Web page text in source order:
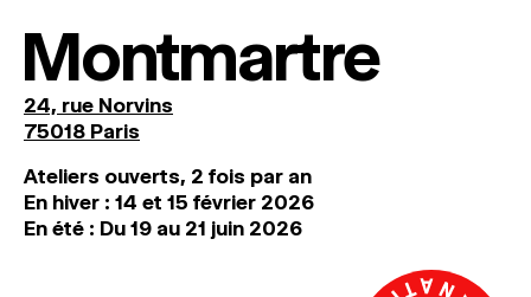
Montmartre
24, rue Norvins
75018 Paris
Ateliers ouverts, 2 fois par an
En hiver : 14 et 15 février 2026
En été : Du 19 au 21 juin 2026